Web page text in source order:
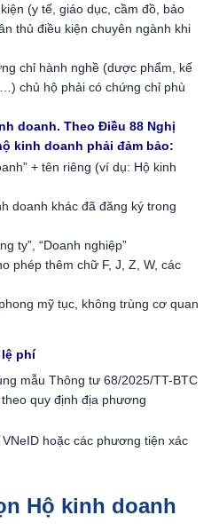
(y tế, giáo dục, cầm đồ, bảo
thủ điều kiện chuyên ngành khi
chỉ hành nghề (dược phẩm, kế
chủ hộ phải có chứng chỉ phù
doanh. Theo Điều 88 Nghị
kinh doanh phải đảm bảo:
+ tên riêng (ví dụ: Hộ kinh
doanh khác đã đăng ký trong
ty”, “Doanh nghiệp”
phép thêm chữ F, J, Z, W, các
mỹ tục, không trùng cơ quan
phí
mẫu Thông tư 68/2025/TT-BTC
quy định địa phương
hoặc các phương tiện xác
Hộ kinh doanh